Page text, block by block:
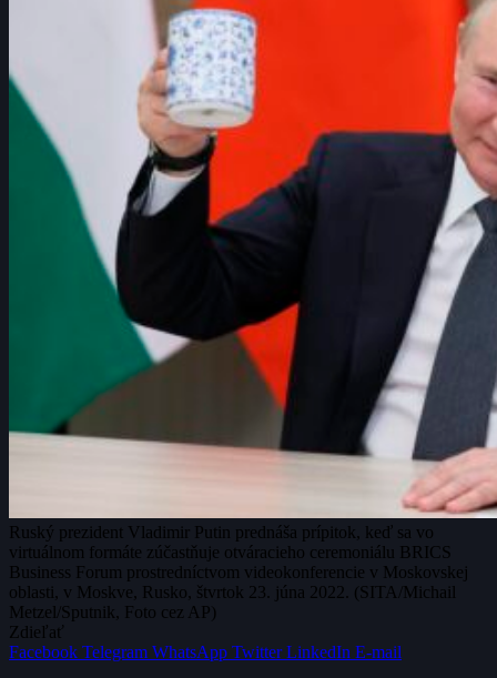
Ruský prezident Vladimir Putin prednáša prípitok, keď sa vo
virtuálnom formáte zúčastňuje otváracieho ceremoniálu BRICS
Business Forum prostredníctvom videokonferencie v Moskovskej
oblasti, v Moskve, Rusko, štvrtok 23. júna 2022. (SITA/Michail
Metzel/Sputnik, Foto cez AP)
Zdieľať
Facebook Telegram WhatsApp Twitter LinkedIn E-mail